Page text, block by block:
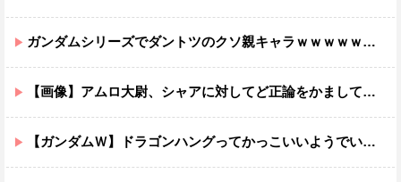
ガンダムシリーズでダントツのクソ親キャラｗｗｗｗｗｗｗｗｗｗｗｗ
【画像】アムロ大尉、シャアに対してど正論をかましてしまうｗｗｗｗｗｗｗｗｗｗ
【ガンダムＷ】ドラゴンハングってかっこいいようでいて実は全然かっこよくないのでは？